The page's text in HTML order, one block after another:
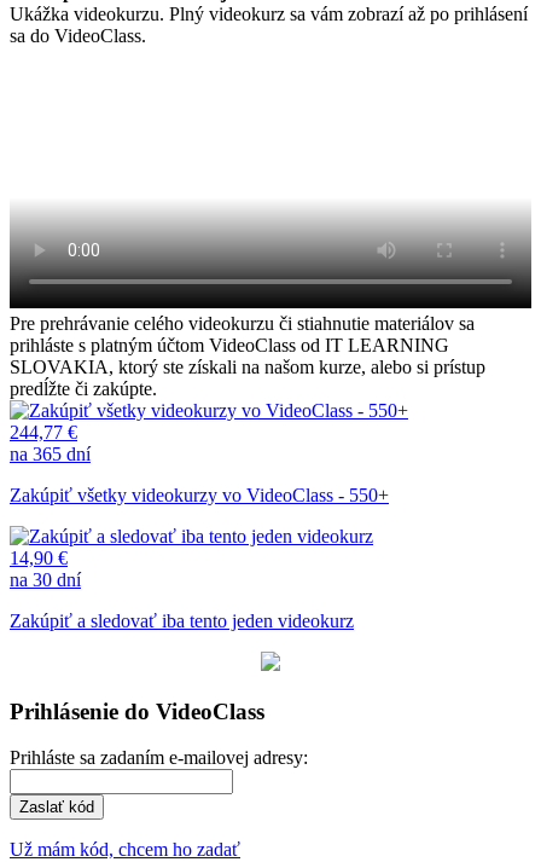
Ukážka videokurzu. Plný videokurz sa vám zobrazí až po prihlásení
sa do VideoClass.
Pre prehrávanie celého videokurzu či stiahnutie materiálov sa
prihláste s platným účtom VideoClass od IT LEARNING
SLOVAKIA, ktorý ste získali na našom kurze, alebo si prístup
predĺžte či zakúpte.
244,77 €
na 365 dní
Zakúpiť všetky videokurzy vo VideoClass - 550+
14,90 €
na 30 dní
Zakúpiť a sledovať iba tento jeden videokurz
Prihlásenie do VideoClass
Prihláste sa zadaním e-mailovej adresy:
Zaslať kód
Už mám kód, chcem ho zadať